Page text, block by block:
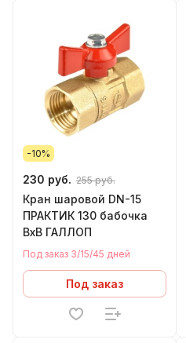
-10%
230 руб. 255 руб.
Кран шаровой DN-15
ПРАКТИК 130 бабочка
ВхВ ГАЛЛОП
Под заказ 3/15/45 дней
Под заказ